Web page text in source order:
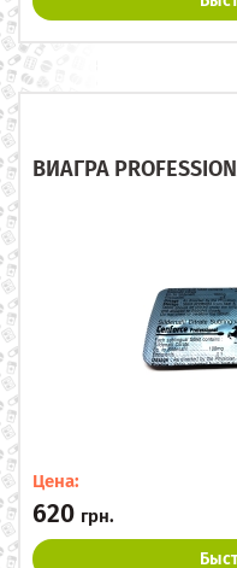
ВИАГРА
Цена:
620 грн.